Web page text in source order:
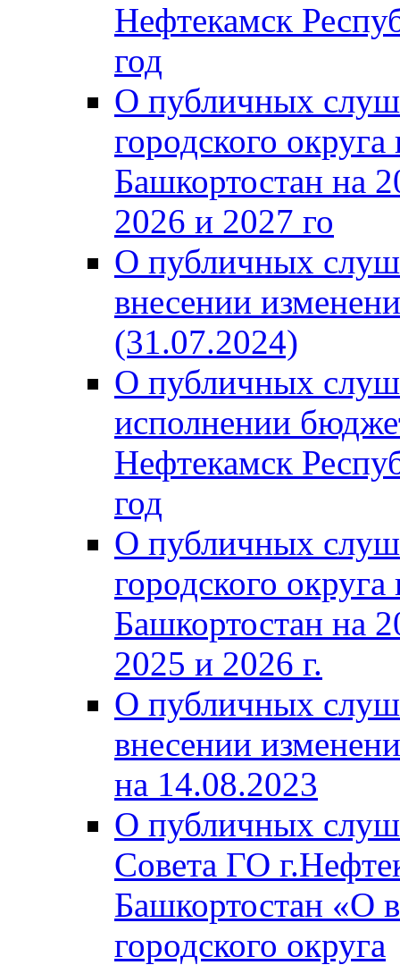
Нефтекамск
год
О публичных
городского
Башкортостан на
2026 и 2027 го
О публичных
внесении
(31.07.2024)
О публичных
исполнении
Нефтекамск
год
О публичных
городского
Башкортостан на
2025 и 2026 г.
О публичных
внесении
на 14.08.2023
О публичных
Совета ГО
Башкортостан «О
городского округа